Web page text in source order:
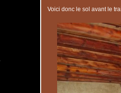
Voici donc le sol avant le